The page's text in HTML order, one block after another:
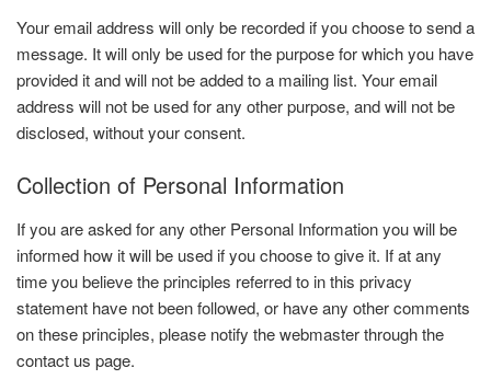
Your email address will only be recorded if you choose to send a
message. It will only be used for the purpose for which you have
provided it and will not be added to a mailing list. Your email
address will not be used for any other purpose, and will not be
disclosed, without your consent.
Collection of Personal Information
If you are asked for any other Personal Information you will be
informed how it will be used if you choose to give it. If at any
time you believe the principles referred to in this privacy
statement have not been followed, or have any other comments
on these principles, please notify the webmaster through the
contact us page.